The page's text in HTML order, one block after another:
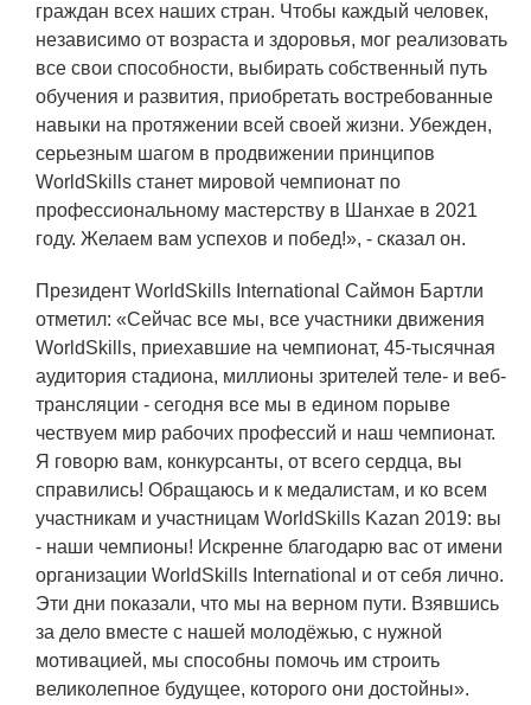
граждан всех наших стран. Чтобы каждый человек,
независимо от возраста и здоровья, мог реализовать
все свои способности, выбирать собственный путь
обучения и развития, приобретать востребованные
навыки на протяжении всей своей жизни. Убежден,
серьезным шагом в продвижении принципов
WorldSkills станет мировой чемпионат по
профессиональному мастерству в Шанхае в 2021
году. Желаем вам успехов и побед!», - сказал он.
Президент WorldSkills International Саймон Бартли
отметил: «Сейчас все мы, все участники движения
WorldSkills, приехавшие на чемпионат, 45-тысячная
аудитория стадиона, миллионы зрителей теле- и веб-
трансляции - сегодня все мы в едином порыве
чествуем мир рабочих профессий и наш чемпионат.
Я говорю вам, конкурсанты, от всего сердца, вы
справились! Обращаюсь и к медалистам, и ко всем
участникам и участницам WorldSkills Kazan 2019: вы
- наши чемпионы! Искренне благодарю вас от имени
организации WorldSkills International и от себя лично.
Эти дни показали, что мы на верном пути. Взявшись
за дело вместе с нашей молодёжью, с нужной
мотивацией, мы способны помочь им строить
великолепное будущее, которого они достойны».